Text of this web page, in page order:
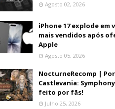
Agosto 02, 2026
iPhone 17 explode em
mais vendidos após
Apple
Agosto 05, 2026
NocturneRecomp |
Castlevania:
feito por fãs!
Julho 25, 2026